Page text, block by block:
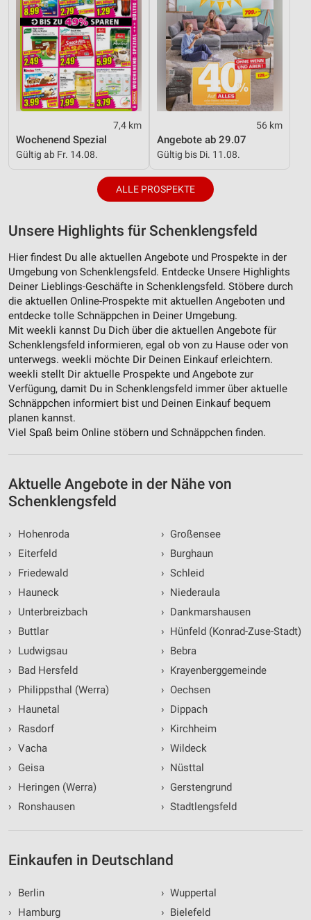
7,4 km
Wochenend Spezial
Gültig ab Fr. 14.08.
56 km
Angebote ab 29.07
Gültig bis Di. 11.08.
ALLE PROSPEKTE
Unsere Highlights für Schenklengsfeld
Hier findest Du alle aktuellen Angebote und Prospekte in der
Umgebung von Schenklengsfeld. Entdecke Unsere Highlights
Deiner Lieblings-Geschäfte in Schenklengsfeld. Stöbere durch
die aktuellen Online-Prospekte mit aktuellen Angeboten und
entdecke tolle Schnäppchen in Deiner Umgebung.
Mit weekli kannst Du Dich über die aktuellen Angebote für
Schenklengsfeld informieren, egal ob von zu Hause oder von
unterwegs. weekli möchte Dir Deinen Einkauf erleichtern.
weekli stellt Dir aktuelle Prospekte und Angebote zur
Verfügung, damit Du in Schenklengsfeld immer über aktuelle
Schnäppchen informiert bist und Deinen Einkauf bequem
planen kannst.
Viel Spaß beim Online stöbern und Schnäppchen finden.
Aktuelle Angebote in der Nähe von
Schenklengsfeld
›
Hohenroda
›
Eiterfeld
›
Friedewald
›
Hauneck
›
Unterbreizbach
›
Buttlar
›
Ludwigsau
›
Bad Hersfeld
›
Philippsthal (Werra)
›
Haunetal
›
Rasdorf
› Vacha
›
Geisa
›
Heringen (Werra)
›
Ronshausen
› Großensee
› Burghaun
› Schleid
› Niederaula
› Dankmarshausen
› Hünfeld (Konrad-Zuse-Stadt)
› Bebra
› Krayenberggemeinde
› Oechsen
› Dippach
› Kirchheim
› Wildeck
› Nüsttal
› Gerstengrund
› Stadtlengsfeld
Einkaufen in Deutschland
›
Berlin
›
Hamburg
› Wuppertal
› Bielefeld